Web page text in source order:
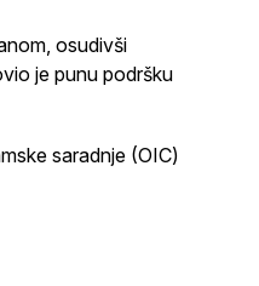
osudivši
je punu podršku
saradnje (OIC)